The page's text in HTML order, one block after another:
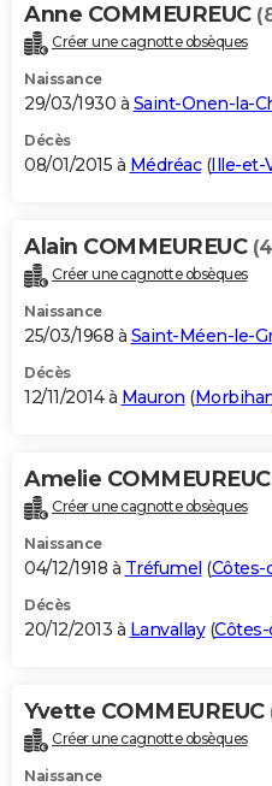
Anne COMMEUREUC
Créer une cagnotte obsèques
Naissance
29/03/1930 à Saint-Onen-la-
Décès
08/01/2015 à Médréac(Ille-et-
Alain COMMEUREUC
Créer une cagnotte obsèques
Naissance
25/03/1968 à Saint-Méen-le-
Décès
12/11/2014 à Mauron (
Amelie COMMEUREUC
Créer une cagnotte obsèques
Naissance
04/12/1918 à Tréfumel (Côtes-
Décès
20/12/2013 à Lanvallay(
Yvette COMMEUREUC
Créer une cagnotte obsèques
Naissance